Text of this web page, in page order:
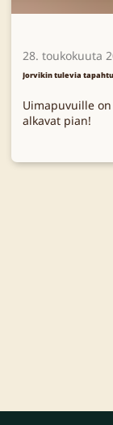
28. toukokuuta
Jorvikin tulevia
Uimapuvuille
alkavat pian!